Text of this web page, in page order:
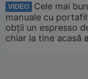
VIDEO
Cele mai
manuale cu
obții un espresso
chiar la tine acasă